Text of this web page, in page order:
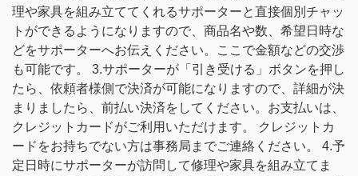
理や家具を組み立ててくれるサポーターと直接個別チャッ
トができるようになりますので、商品名や数、希望日時な
どをサポーターへお伝えください。ここで金額などの交渉
も可能です。 3.サポーターが「引き受ける」ボタンを押し
たら、依頼者様側で決済が可能になりますので、詳細が決
まりましたら、前払い決済をしてください。お支払いは、
クレジットカードがご利用いただけます。 クレジットカ
ードをお持ちでない方は事務局までご連絡ください。 4.予
定日時にサポーターが訪問して修理や家具を組み立てま